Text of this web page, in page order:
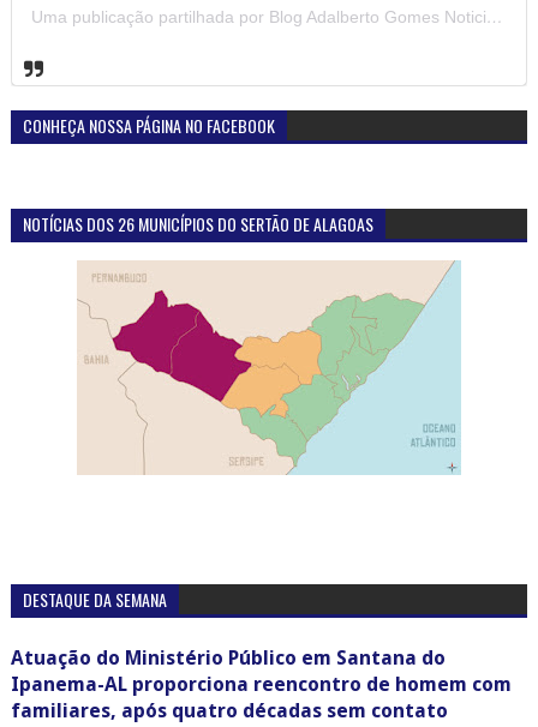
Uma publicação partilhada por Blog Adalberto Gomes Noticias (@blogadalbertogomesnoticiass)
CONHEÇA NOSSA PÁGINA NO FACEBOOK
NOTÍCIAS DOS 26 MUNICÍPIOS DO SERTÃO DE ALAGOAS
DESTAQUE DA SEMANA
Atuação do Ministério Público em Santana do
Ipanema-AL proporciona reencontro de homem com
familiares, após quatro décadas sem contato